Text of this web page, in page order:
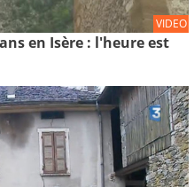
VIDEO
en Isère : l'heure est